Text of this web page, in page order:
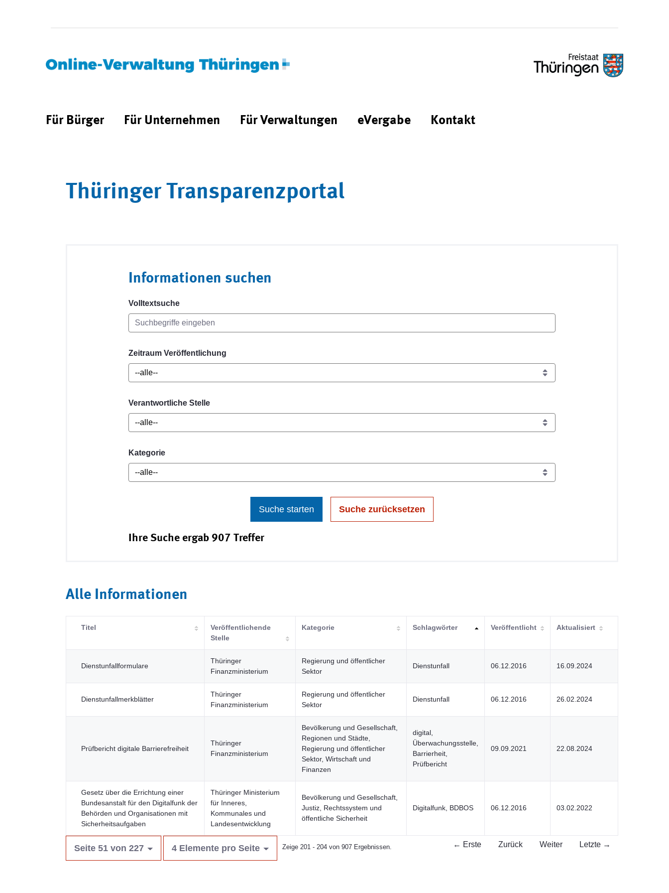
Für Bürger Für Unternehmen Für Verwaltungen eVergabe Kontakt
Thüringer Transparenzportal
Informationen suchen
Volltextsuche
Zeitraum Veröffentlichung
Verantwortliche Stelle
Kategorie
Suche starten Suche zurücksetzen
Ihre Suche ergab 907 Treffer
Alle Informationen
Titel
Veröffentlichende
Stelle
Kategorie Schlagwörter Veröffentlicht Aktualisiert
Dienstunfallformulare
Thüringer
Finanzministerium
Regierung und öffentlicher
Sektor
Dienstunfall 06.12.2016 16.09.2024
Dienstunfallmerkblätter
Thüringer
Finanzministerium
Regierung und öffentlicher
Sektor
Dienstunfall 06.12.2016 26.02.2024
Prüfbericht digitale Barrierefreiheit
Thüringer
Finanzministerium
Bevölkerung und Gesellschaft,
Regionen und Städte,
Regierung und öffentlicher
Sektor, Wirtschaft und
Finanzen
digital,
Überwachungsstelle,
Barrierheit,
Prüfbericht
09.09.2021 22.08.2024
Gesetz über die Errichtung einer
Bundesanstalt für den Digitalfunk der
Behörden und Organisationen mit
Sicherheitsaufgaben
Thüringer Ministerium
für Inneres,
Kommunales und
Landesentwicklung
Bevölkerung und Gesellschaft,
Justiz, Rechtssystem und
öffentliche Sicherheit
Digitalfunk, BDBOS 06.12.2016 03.02.2022
Seite 51 von 227 4 Elemente pro Seite Zeige 201 - 204 von 907 Ergebnissen. ← Erste Zurück Weiter Letzte →